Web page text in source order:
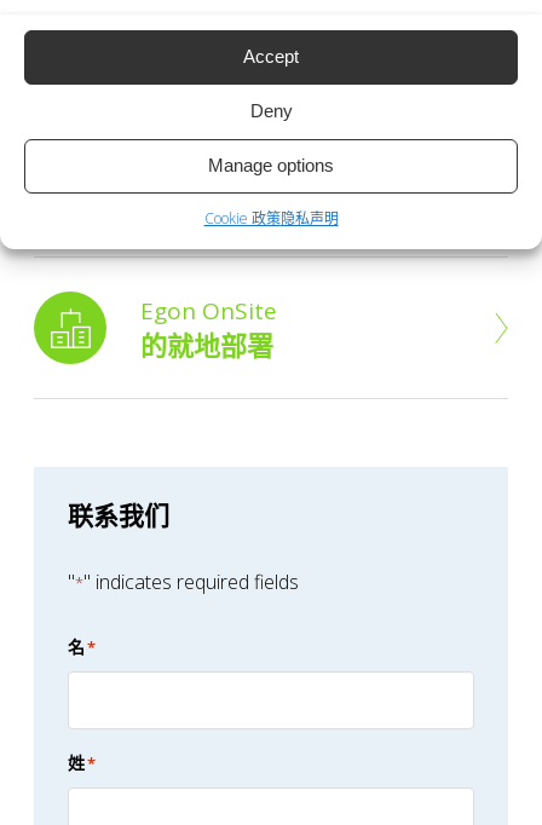
Accept
Deny
Manage options
Cookie 政策隐私声明
现在试试
Egon Web
网页云服务
Egon OnSite
的就地部署
联系我们
"*" indicates required fields
名*
姓*